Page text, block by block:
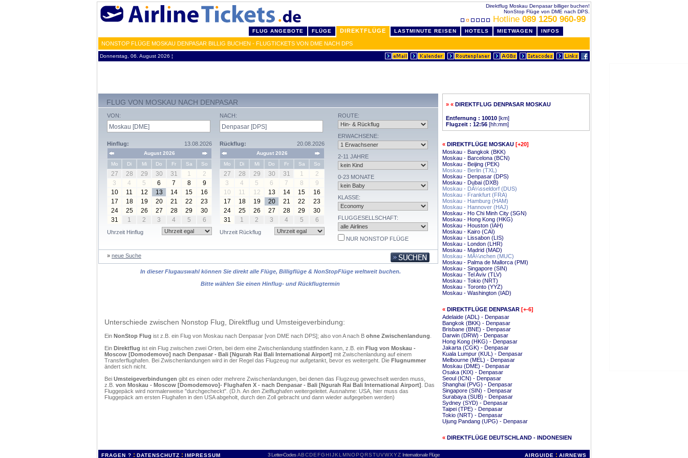
Direktflug Moskau Denpasar billiger buchen!
NonStop Flüge von DME nach DPS.
Hotline 089 1250 960-99
FLUG ANGEBOTE FLÜGE DIREKTFLÜGE LASTMINUTE REISEN HOTELS MIETWAGEN INFOS
NONSTOP FLÜGE MOSKAU DENPASAR BILLIG BUCHEN - FLUGTICKETS VON DME NACH DPS
Donnerstag, 06. August 2026 ¦
FLUG VON MOSKAU NACH DENPASAR
VON:
Hinflug: 13.08.2026
August 2026
Mo
Di Mi Do Fr Sa So
27 28 29 30 31 1
2
3
4 5 6 7 8
9
10
11 12 13 14 15
16
17
18 19 20 21 22
23
24
25 26 27 28 29
30
31
1 2 3 4 5 6
Uhrzeit Hinflug
NACH:
Rückflug: 20.08.2026
August 2026
Mo
Di Mi Do Fr Sa So
27 28 29 30 31 1
2
3
4 5 6 7 8
9
10
11 12 13 14 15
16
17
18 19 20 21 22
23
24
25 26 27 28 29
30
31
1 2 3 4 5 6
Uhrzeit Rückflug
ROUTE:
ERWACHSENE:
2-11 JAHRE
0-23 MONATE
KLASSE:
FLUGGESELLSCHAFT:
NUR NONSTOP FLÜGE
» neue Suche
In dieser Flugauswahl können Sie direkt alle Flüge, Billigflüge & NonStopFlüge weltweit buchen.
Bitte wählen Sie einen Hinflug- und Rückflugtermin
Unterschiede zwischen Nonstop Flug, Direktflug und Umsteigeverbindung:
Ein NonStop Flug ist z.B. ein Flug von Moskau nach Denpasar [von DME nach DPS]; also von A nach B ohne Zwischenlandung
Ein Direktflug ist ein Flug zwischen zwei Orten, bei dem eine Zwischenlandung stattfinden kann, z.B. ein Flug von Moskau -
Moscow [Domodemovo] nach Denpasar - Bali [Ngurah Rai Bali International Airport] mit Zwischenlandung auf einem
Transferflughafen. Bei Zwischenlandungen wird in der Regel das Flugzeug nur aufgetankt, bevor es weitergeht. Die Flugnummer
ändert sich nicht.
Bei Umsteigeverbindungen gibt es einen oder mehrere Zwischenlandungen, bei denen das Flugzeug gewechselt werden muss,
z.B. von Moskau - Moscow [Domodemovo]- Flughafen X - nach Denpasar - Bali [Ngurah Rai Bali International Airport] . Das
Fluggepäck wird normalerweise "durchgecheckt". (D.h. An den Zielflughafen weitergeleitet. Ausnahme: USA, hier muss das
Fluggepäck am ersten Flughafen in den USA abgeholt, durch den Zoll gebracht und dann wieder aufgegeben werden)
» « DIREKTFLUG DENPASAR MOSKAU
Entfernung : 10010 [km]
Flugzeit : 12:56 [hh:mm]
« DIREKTFLÜGE MOSKAU [+20]
Moskau - Bangkok (BKK)
Moskau - Barcelona (BCN)
Moskau - Beijing (PEK)
Moskau - Berlin (TXL)
Moskau - Denpasar (DPS)
Moskau - Dubai (DXB)
Moskau - DÃ¼sseldorf (DUS)
Moskau - Frankfurt (FRA)
Moskau - Hamburg (HAM)
Moskau - Hannover (HAJ)
Moskau - Ho Chi Minh City (SGN)
Moskau - Hong Kong (HKG)
Moskau - Houston (IAH)
Moskau - Kairo (CAI)
Moskau - Lissabon (LIS)
Moskau - London (LHR)
Moskau - Madrid (MAD)
Moskau - MÃ¼nchen (MUC)
Moskau - Palma de Mallorca (PMI)
Moskau - Singapore (SIN)
Moskau - Tel Aviv (TLV)
Moskau - Tokio (NRT)
Moskau - Toronto (YYZ)
Moskau - Washington (IAD)
« DIREKTFLÜGE DENPASAR [+-6]
Adelaide (ADL) - Denpasar
Bangkok (BKK) - Denpasar
Brisbane (BNE) - Denpasar
Darwin (DRW) - Denpasar
Hong Kong (HKG) - Denpasar
Jakarta (CGK) - Denpasar
Kuala Lumpur (KUL) - Denpasar
Melbourne (MEL) - Denpasar
Moskau (DME) - Denpasar
Osaka (KIX) - Denpasar
Seoul (ICN) - Denpasar
Shanghai (PVG) - Denpasar
Singapore (SIN) - Denpasar
Surabaya (SUB) - Denpasar
Sydney (SYD) - Denpasar
Taipei (TPE) - Denpasar
Tokio (NRT) - Denpasar
Ujung Pandang (UPG) - Denpasar
« DIREKTFLÜGE DEUTSCHLAND - INDONESIEN
FRAGEN ? : DATENSCHUTZ : IMPRESSUM 3 Letter-Codes ABCDEFGH IJKL MNOPQRSTUVWXYZ Internationale Flüge AIRGUIDE : AIRNEWS